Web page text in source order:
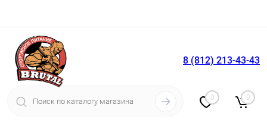
Вход Регистрация
8 (812) 213-43-43
0 0